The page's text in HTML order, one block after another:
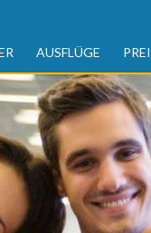
AUSFLÜGE